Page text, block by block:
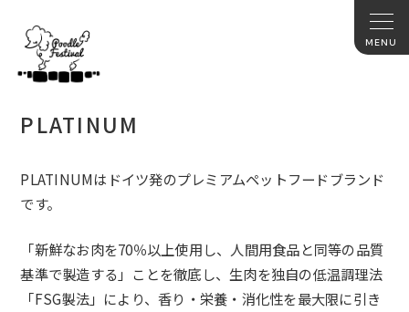
PLATINUM
PLATINUMはドイツ発のプレミアムペットフードブランド
です。
「新鮮なお肉を70％以上使用し、 人間用食品と同等の品質
基準で製造する」ことを徹底し、 生肉を独自の低温調理法
「FSG製法」により、香り・栄養・ 消化性を最大限に引き